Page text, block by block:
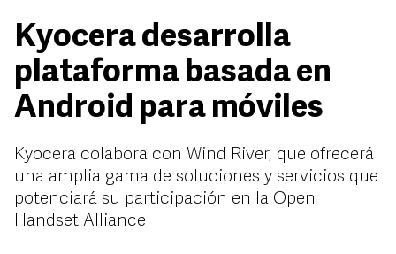
Kyocera desarrolla
plataforma basada en
Android para móviles
Kyocera colabora con Wind River, que ofrecerá
una amplia gama de soluciones y servicios que
potenciará su participación en la Open
Handset Alliance